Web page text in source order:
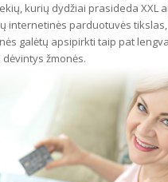
kurių dydžiai prasideda XXL
internetinės parduotuvės
galėtų apsipirkti taip pat
žmonės.